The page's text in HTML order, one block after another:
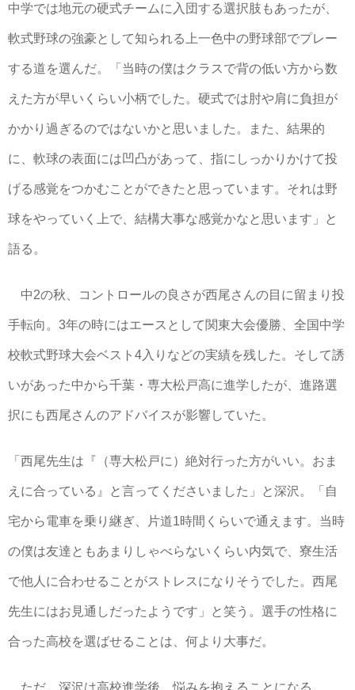
中学では地元の硬式チームに入団する選択肢もあったが、
軟式野球の強豪として知られる上一色中の野球部でプレー
する道を選んだ。「当時の僕はクラスで背の低い方から数
えた方が早いくらい小柄でした。硬式では肘や肩に負担が
かかり過ぎるのではないかと思いました。また、結果的
に、軟球の表面には凹凸があって、指にしっかりかけて投
げる感覚をつかむことができたと思っています。それは野
球をやっていく上で、結構大事な感覚かなと思います」と
語る。
中2の秋、コントロールの良さが西尾さんの目に留まり投
手転向。3年の時にはエースとして関東大会優勝、全国中学
校軟式野球大会ベスト4入りなどの実績を残した。そして誘
いがあった中から千葉・専大松戸高に進学したが、進路選
択にも西尾さんのアドバイスが影響していた。
「西尾先生は『（専大松戸に）絶対行った方がいい。おま
えに合っている』と言ってくださいました」と深沢。「自
宅から電車を乗り継ぎ、片道1時間くらいで通えます。当時
の僕は友達ともあまりしゃべらないくらい内気で、寮生活
で他人に合わせることがストレスになりそうでした。西尾
先生にはお見通しだったようです」と笑う。選手の性格に
合った高校を選ばせることは、何より大事だ。